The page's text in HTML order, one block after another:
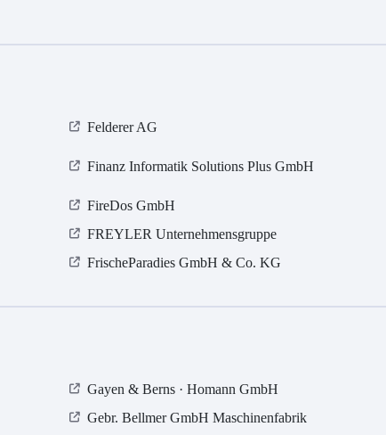
Felderer AG
Finanz Informatik Solutions Plus GmbH
FireDos GmbH
FREYLER Unternehmensgruppe
FrischeParadies GmbH & Co. KG
Gayen & Berns · Homann GmbH
Gebr. Bellmer GmbH Maschinenfabrik